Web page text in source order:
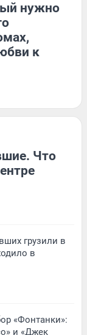
нужно
к
Что
грузили в
в
«Фонтанки»:
и «Джек